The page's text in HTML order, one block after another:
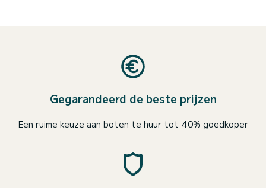
Gegarandeerd de beste prijzen
Een ruime keuze aan boten te huur tot 40% goedkoper